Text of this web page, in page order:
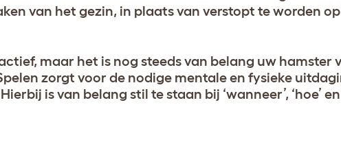
van het gezin, in plaats van verstopt te worden
maar het is nog steeds van belang uw hamster
zorgt voor de nodige mentale en fysieke
is van belang stil te staan bij ‘wanneer’, ‘hoe’ en